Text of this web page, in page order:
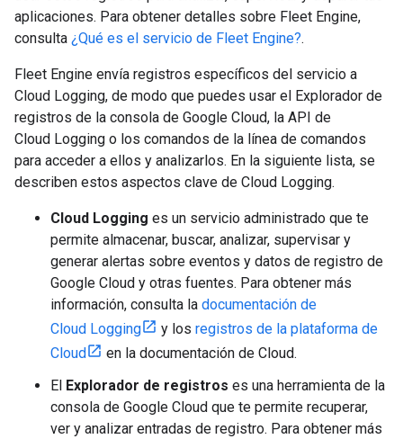
aplicaciones. Para obtener detalles sobre Fleet Engine,
consulta ¿Qué es el servicio de Fleet Engine?.
Fleet Engine envía registros específicos del servicio a
Cloud Logging, de modo que puedes usar el Explorador de
registros de la consola de Google Cloud, la API de
Cloud Logging o los comandos de la línea de comandos
para acceder a ellos y analizarlos. En la siguiente lista, se
describen estos aspectos clave de Cloud Logging.
Cloud Logging es un servicio administrado que te
permite almacenar, buscar, analizar, supervisar y
generar alertas sobre eventos y datos de registro de
Google Cloud y otras fuentes. Para obtener más
información, consulta la documentación de
Cloud Logging
y los registros de la plataforma de
Cloud
en la documentación de Cloud.
El Explorador de registros es una herramienta de la
consola de Google Cloud que te permite recuperar,
ver y analizar entradas de registro. Para obtener más